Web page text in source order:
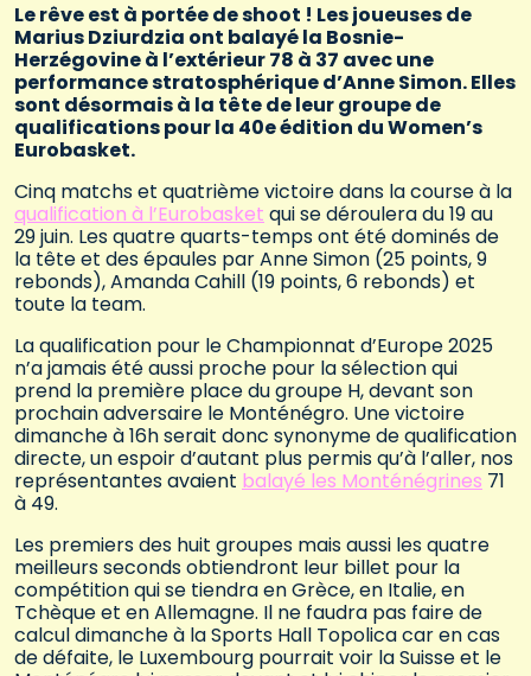
Le rêve est à portée de shoot ! Les joueuses de
Marius Dziurdzia ont balayé la Bosnie-
Herzégovine à l’extérieur 78 à 37 avec une
performance stratosphérique d’Anne Simon. Elles
sont désormais à la tête de leur groupe de
qualifications pour la 40e édition du Women’s
Eurobasket.
Cinq matchs et quatrième victoire dans la course à la
qualification à l’Eurobasket qui se déroulera du 19 au
29 juin. Les quatre quarts-temps ont été dominés de
la tête et des épaules par Anne Simon (25 points, 9
rebonds), Amanda Cahill (19 points, 6 rebonds) et
toute la team.
La qualification pour le Championnat d’Europe 2025
n’a jamais été aussi proche pour la sélection qui
prend la première place du groupe H, devant son
prochain adversaire le Monténégro. Une victoire
dimanche à 16h serait donc synonyme de qualification
directe, un espoir d’autant plus permis qu’à l’aller, nos
représentantes avaient balayé les Monténégrines 71
à 49.
Les premiers des huit groupes mais aussi les quatre
meilleurs seconds obtiendront leur billet pour la
compétition qui se tiendra en Grèce, en Italie, en
Tchèque et en Allemagne. Il ne faudra pas faire de
calcul dimanche à la Sports Hall Topolica car en cas
de défaite, le Luxembourg pourrait voir la Suisse et le